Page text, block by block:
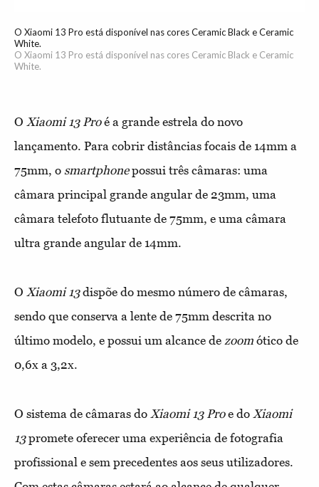
O Xiaomi 13 Pro está disponível nas cores Ceramic Black e Ceramic
White.
O Xiaomi 13 Pro está disponível nas cores Ceramic Black e Ceramic
White.
O Xiaomi 13 Proé a grande estrela do novo
lançamento. Para cobrir distâncias focais de 14mm a
75mm, o smartphonepossui três câmaras: uma
câmara principal grande angular de 23mm, uma
câmara telefoto flutuante de 75mm, e uma câmara
ultra grande angular de 14mm.
O Xiaomi 13dispõe do mesmo número de câmaras,
sendo que conserva a lente de 75mm descrita no
último modelo, e possui um alcance de zoom ótico de
0,6x a 3,2x.
O sistema de câmaras do Xiaomi 13Proe do Xiaomi
13promete oferecer uma experiência de fotografia
profissional e sem precedentes aos seus utilizadores.